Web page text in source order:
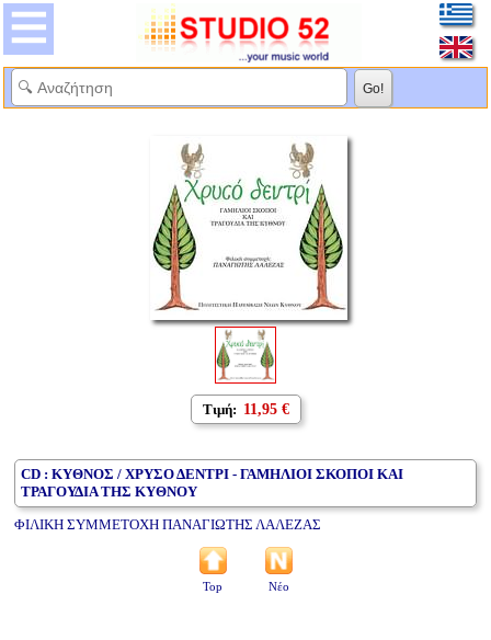
Τιμή: 11,95 €
CD : ΚΥΘΝΟΣ / ΧΡΥΣΟ ΔΕΝΤΡΙ - ΓΑΜΗΛΙΟΙ ΣΚΟΠΟΙ ΚΑΙ
ΤΡΑΓΟΥΔΙΑ ΤΗΣ ΚΥΘΝΟΥ
ΦΙΛΙΚΗ ΣΥΜΜΕΤΟΧΗ ΠΑΝΑΓΙΩΤΗΣ ΛΑΛΕΖΑΣ
Top Νέο